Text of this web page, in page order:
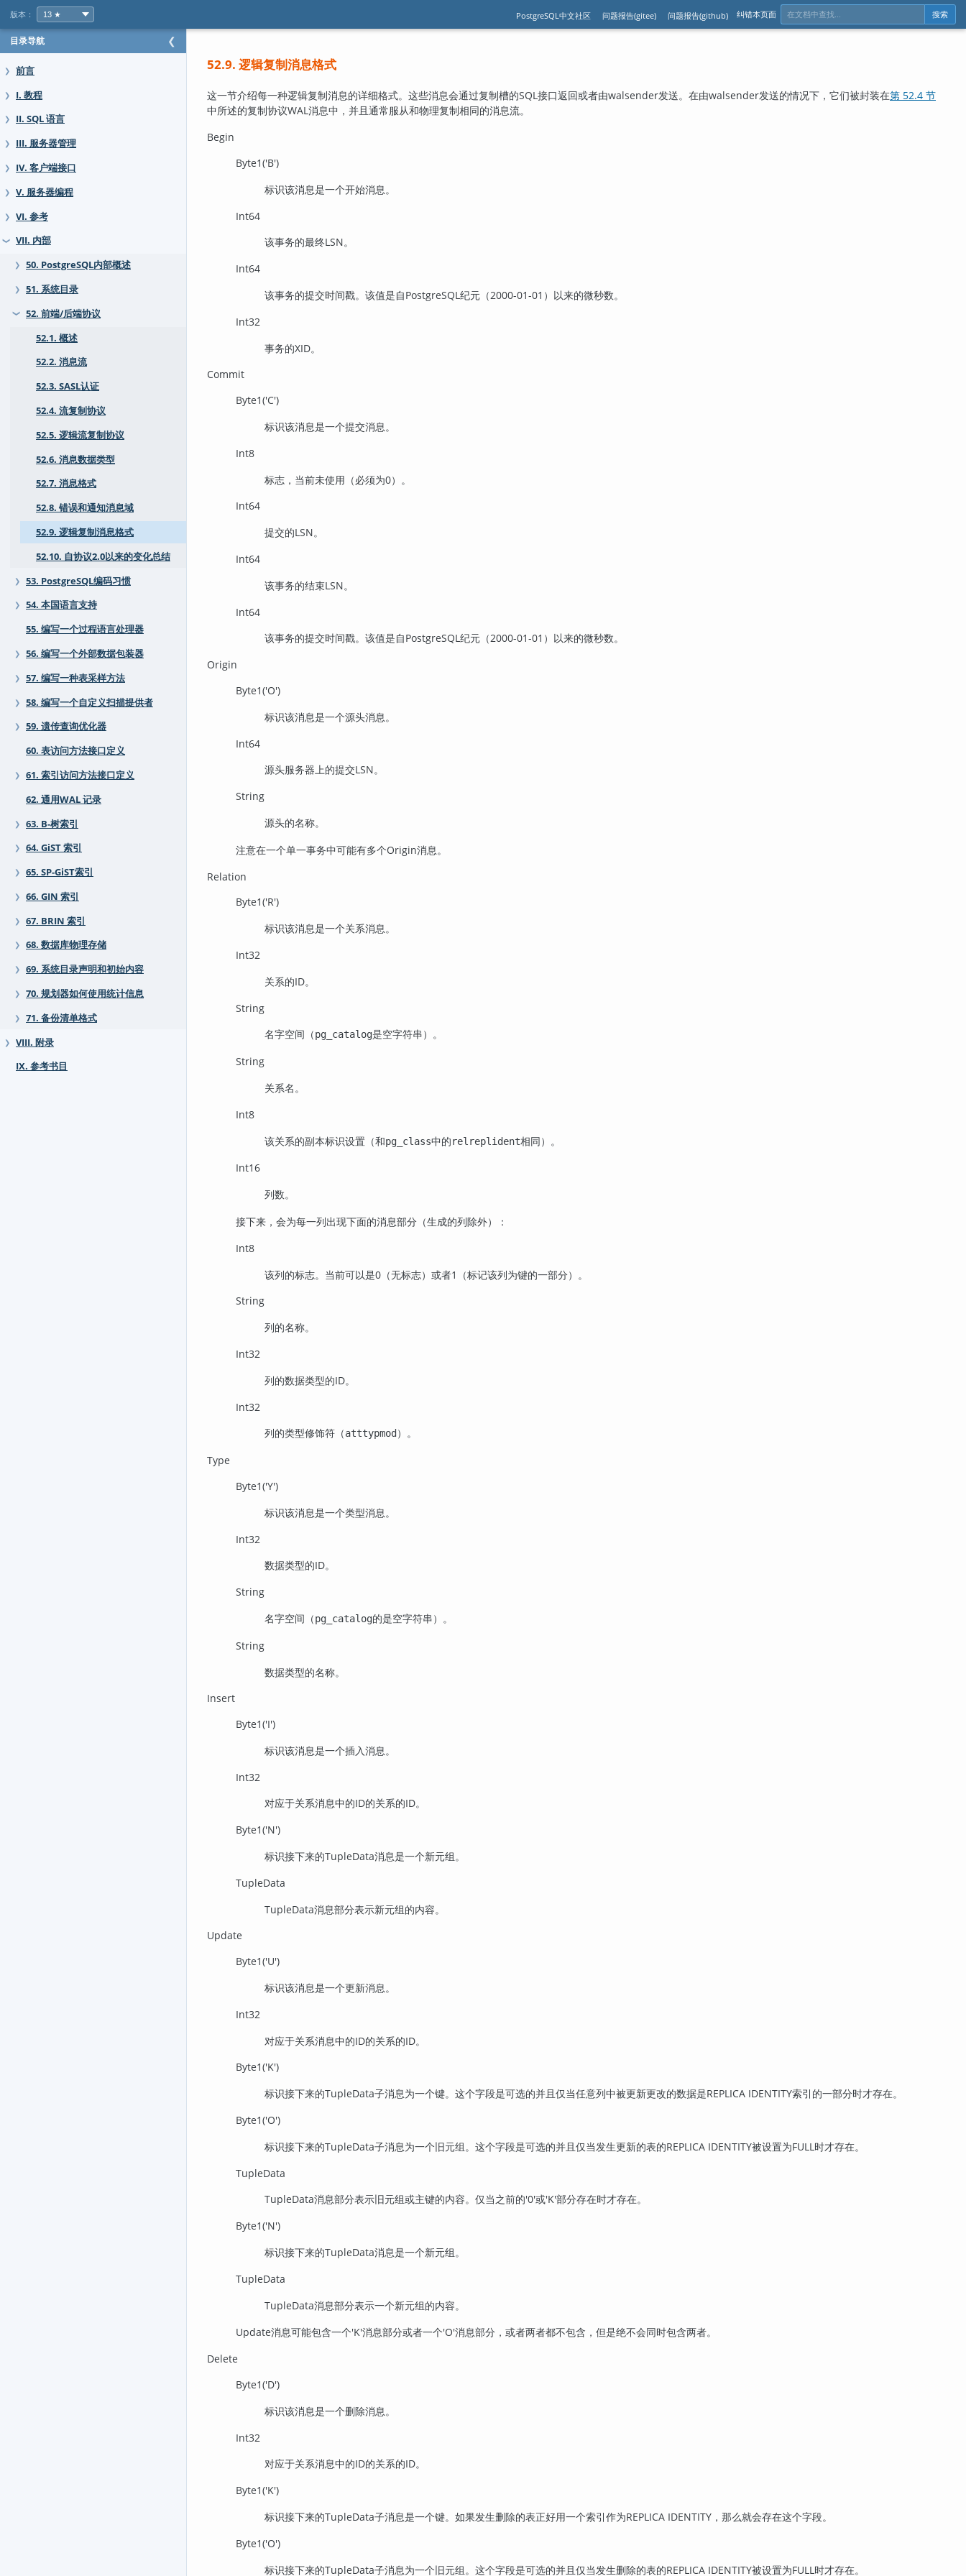
版本： PostgreSQL中文社区 问题报告(gitee) 问题报告(github) 纠错本页面 搜索
目录导航 ❮
❯ 前言
❯ I. 教程
❯ II. SQL 语言
❯ III. 服务器管理
❯ IV. 客户端接口
❯ V. 服务器编程
❯ VI. 参考
❯ VII. 内部
❯ 50. PostgreSQL内部概述
❯ 51. 系统目录
❯
52. 前端/后端协议
52.1. 概述
52.2. 消息流
52.3. SASL认证
52.4. 流复制协议
52.5. 逻辑流复制协议
52.6. 消息数据类型
52.7. 消息格式
52.8. 错误和通知消息域
52.9. 逻辑复制消息格式
52.10. 自协议2.0以来的变化总结
❯ 53. PostgreSQL编码习惯
❯
54. 本国语言支持
55. 编写一个过程语言处理器
❯ 56. 编写一个外部数据包装器
❯ 57. 编写一种表采样方法
❯ 58. 编写一个自定义扫描提供者
❯
59. 遗传查询优化器
60. 表访问方法接口定义
❯
61. 索引访问方法接口定义
62. 通用WAL 记录
❯ 63. B-树索引
❯ 64. GiST 索引
❯ 65. SP-GiST索引
❯ 66. GIN 索引
❯ 67. BRIN 索引
❯ 68. 数据库物理存储
❯ 69. 系统目录声明和初始内容
❯ 70. 规划器如何使用统计信息
❯ 71. 备份清单格式
❯
VIII. 附录
IX. 参考书目
52.9. 逻辑复制消息格式
这一节介绍每一种逻辑复制消息的详细格式。这些消息会通过复制槽的SQL接口返回或者由walsender发送。在由walsender发送的情况下，它们被封装在第 52.4 节
中所述的复制协议WAL消息中，并且通常服从和物理复制相同的消息流。
Begin
Byte1('B')
标识该消息是一个开始消息。
Int64
该事务的最终LSN。
Int64
该事务的提交时间戳。该值是自PostgreSQL纪元（2000-01-01）以来的微秒数。
Int32
事务的XID。
Commit
Byte1('C')
标识该消息是一个提交消息。
Int8
标志，当前未使用（必须为0）。
Int64
提交的LSN。
Int64
该事务的结束LSN。
Int64
该事务的提交时间戳。该值是自PostgreSQL纪元（2000-01-01）以来的微秒数。
Origin
Byte1('O')
标识该消息是一个源头消息。
Int64
源头服务器上的提交LSN。
String
源头的名称。
注意在一个单一事务中可能有多个Origin消息。
Relation
Byte1('R')
标识该消息是一个关系消息。
Int32
关系的ID。
String
名字空间（pg_catalog是空字符串）。
String
关系名。
Int8
该关系的副本标识设置（和pg_class中的relreplident相同）。
Int16
列数。
接下来，会为每一列出现下面的消息部分（生成的列除外）：
Int8
该列的标志。当前可以是0（无标志）或者1（标记该列为键的一部分）。
String
列的名称。
Int32
列的数据类型的ID。
Int32
列的类型修饰符（atttypmod ）。
Type
Byte1('Y')
标识该消息是一个类型消息。
Int32
数据类型的ID。
String
名字空间（pg_catalog的是空字符串）。
String
数据类型的名称。
Insert
Byte1('I')
标识该消息是一个插入消息。
Int32
对应于关系消息中的ID的关系的ID。
Byte1('N')
标识接下来的TupleData消息是一个新元组。
TupleData
TupleData消息部分表示新元组的内容。
Update
Byte1('U')
标识该消息是一个更新消息。
Int32
对应于关系消息中的ID的关系的ID。
Byte1('K')
标识接下来的TupleData子消息为一个键。这个字段是可选的并且仅当任意列中被更新更改的数据是REPLICA IDENTITY索引的一部分时才存在。
Byte1('O')
标识接下来的TupleData子消息为一个旧元组。这个字段是可选的并且仅当发生更新的表的REPLICA IDENTITY被设置为FULL时才存在。
TupleData
TupleData消息部分表示旧元组或主键的内容。仅当之前的'0'或'K'部分存在时才存在。
Byte1('N')
标识接下来的TupleData消息是一个新元组。
TupleData
TupleData消息部分表示一个新元组的内容。
Update消息可能包含一个'K'消息部分或者一个'O'消息部分，或者两者都不包含，但是绝不会同时包含两者。
Delete
Byte1('D')
标识该消息是一个删除消息。
Int32
对应于关系消息中的ID的关系的ID。
Byte1('K')
标识接下来的TupleData子消息是一个键。如果发生删除的表正好用一个索引作为REPLICA IDENTITY，那么就会存在这个字段。
Byte1('O')
标识接下来的TupleData子消息为一个旧元组。这个字段是可选的并且仅当发生删除的表的REPLICA IDENTITY被设置为FULL时才存在。